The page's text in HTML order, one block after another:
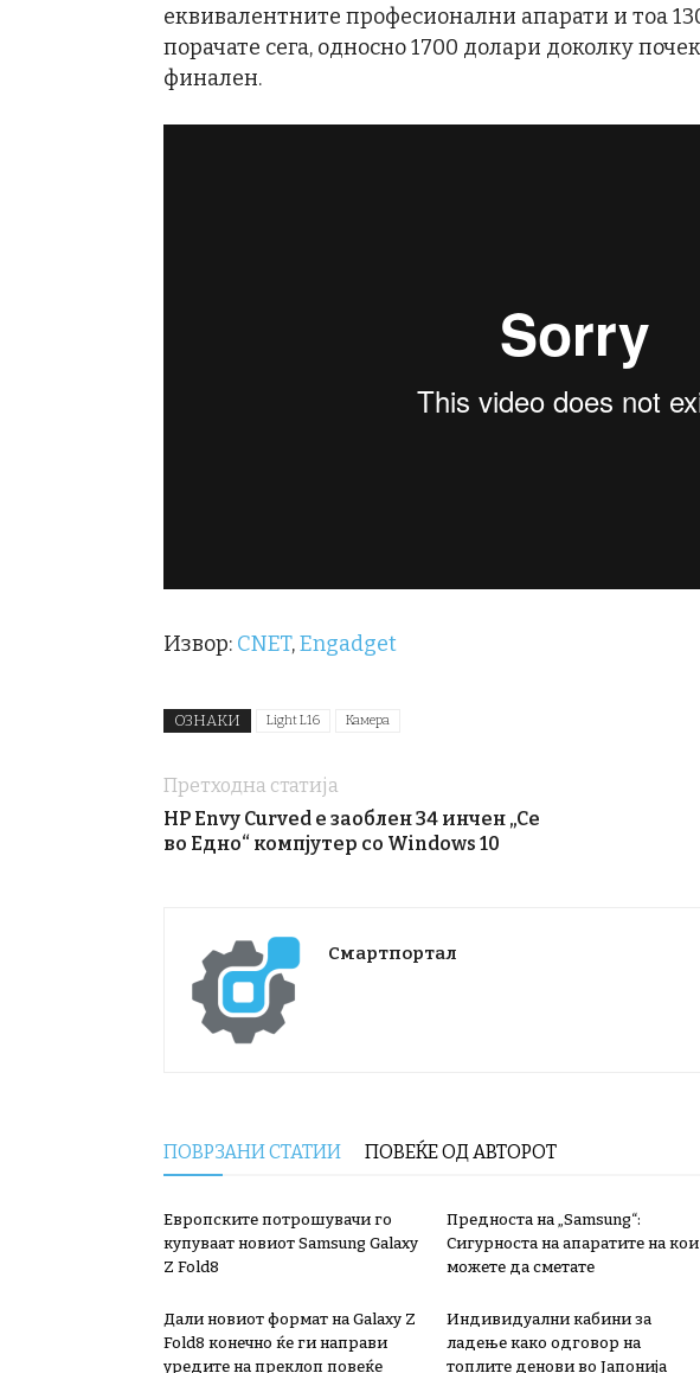
еквивалентните професионални апарати и тоа
порачате сега, односно 1700 долари доколку
финален.
Извор: CNET,Engadget
ОЗНАКИ Light L16 Камера
Претходна статија
HP Envy Curved е заоблен 34 инчен „Се
во Едно“ компјутер со Windows 10
Смартпортал
ПОВРЗАНИ СТАТИИ ПОВЕЌЕ ОД АВТОРОТ
Европските потрошувачи го
купуваат новиот Samsung Galaxy
Z Fold8
Предноста на „Samsung“:
Сигурноста на апаратите на кои
можете да сметате
Дали новиот формат на Galaxy Z
Fold8 конечно ќе ги направи
уредите на преклоп повеќе
Индивидуални кабини за
ладење како одговор на
топлите денови во Јапонија